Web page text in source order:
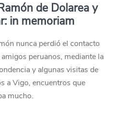
de Dolarea y
in memoriam
nunca perdió el contacto
peruanos, mediante la
y algunas visitas de
a Vigo, encuentros que
mucho.